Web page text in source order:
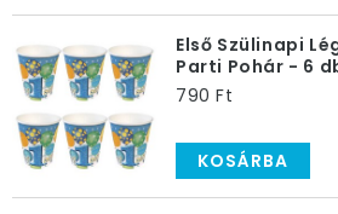
Első Szülinapi
Parti Pohár - 6
790 Ft
KOSÁRBA